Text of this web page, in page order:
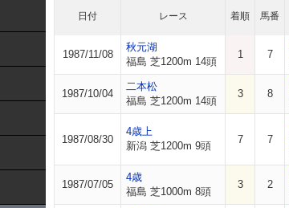
日付 レース 着順 馬番
1987/11/08
秋元湖
福島 芝1200m 14頭
1 7
1987/10/04
二本松
福島 芝1200m 14頭
3 8
1987/08/30
4歳上
新潟 芝1200m 9頭
7 7
1987/07/05
4歳
福島 芝1000m 8頭
3 2